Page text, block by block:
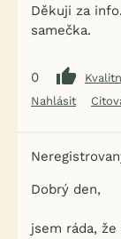
Děkuji za
samečka.
0
Nahlásit
Dobrý den,
jsem ráda,